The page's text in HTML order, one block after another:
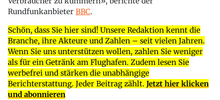
Rundfunkanbieter BBC.
Schön, dass Sie hier sind! Unsere Redaktion kennt die
Branche, ihre Akteure und Zahlen – seit vielen Jahren.
Wenn Sie uns unterstützen wollen, zahlen Sie weniger
als für ein Getränk am Flughafen. Zudem lesen Sie
werbefrei und stärken die unabhängige
Berichterstattung. Jeder Beitrag zählt. Jetzt hier klicken
und abonnieren